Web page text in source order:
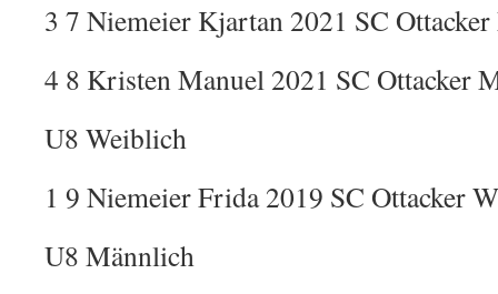
3 7 Niemeier Kjartan 2021 SC
4 8 Kristen Manuel 2021 SC Ottacker
U8 Weiblich
1 9 Niemeier Frida 2019 SC Ottacker
U8 Männlich